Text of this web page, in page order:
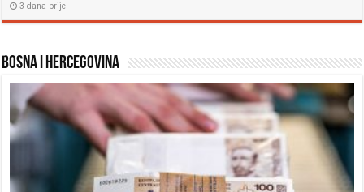
3 dana prije
Bosna i Hercegovina